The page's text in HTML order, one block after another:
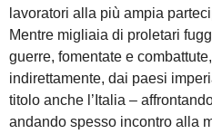
lavoratori alla più ampia
Mentre migliaia di proletari
guerre, fomentate e
indirettamente, dai paesi
titolo anche l’Italia –
andando spesso incontro alla